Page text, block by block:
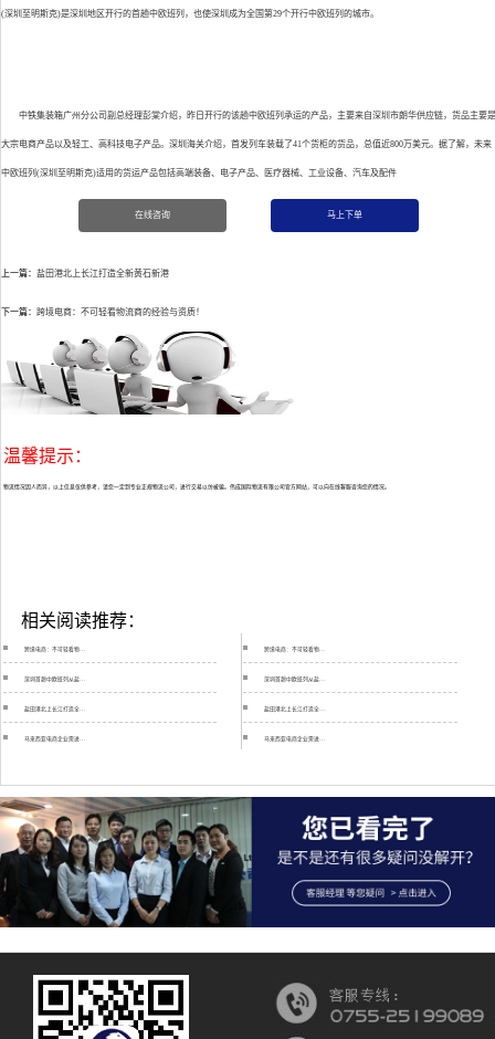
(深圳至明斯克)是深圳地区开行的首趟中欧班列，也使深圳成为全国第29个开行中欧班列的城市。
中铁集装箱广州分公司副总经理彭棠介绍，昨日开行的该趟中欧班列承运的产品，主要来自深圳市朗华供应链，货品主要是
大宗电商产品以及轻工、高科技电子产品。深圳海关介绍，首发列车装载了41个货柜的货品，总值近800万美元。据了解，未来
中欧班列(深圳至明斯克)适用的货运产品包括高端装备、电子产品、医疗器械、工业设备、汽车及配件
在线咨询 马上下单
上一篇： 盐田港北上长江打造全新黄石新港
下一篇： 跨境电商：不可轻看物流商的经验与资质！
温馨提示：
物流情况因人而异，以上信息仅供参考，请您一定到专业正规物流公司，进行交易以仿被骗。伟成国际物流有限公司官方网站，可以向在线客服咨询您的情况。
跨境电商：不可轻看物…
深圳首趟中欧班列从盐…
盐田港北上长江打造全…
马来西亚电商企业需进…
卡塔尔断交风波严重殃…
交通运输部关于推进特…
“哈绥符釜”陆海联运…
安特卫普港将与中国港…
巴拿马运河拟调整现行…
跨境电商：不可轻看物…
深圳首趟中欧班列从盐…
盐田港北上长江打造全…
马来西亚电商企业需进…
卡塔尔断交风波严重殃…
交通运输部关于推进特…
“哈绥符釜”陆海联运…
安特卫普港将与中国港…
相关阅读推荐：